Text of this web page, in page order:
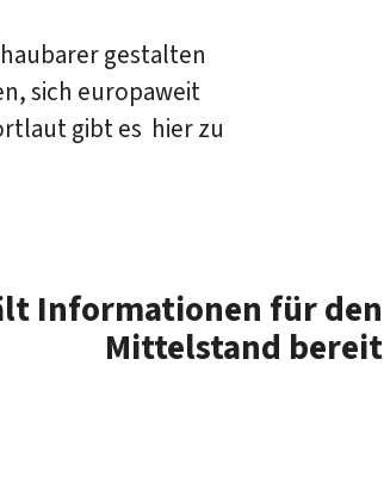
gestalten
sich europaweit
gibt es hier zu
Informationen für den
Mittelstand bereit